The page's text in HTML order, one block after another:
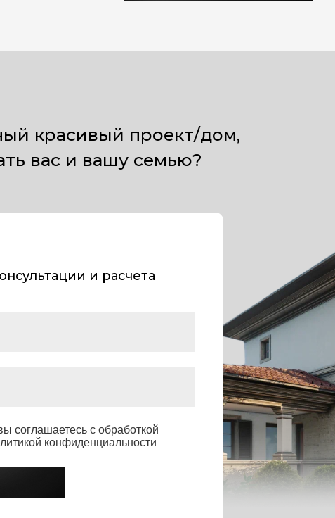
с обработкой
конфиденциальности